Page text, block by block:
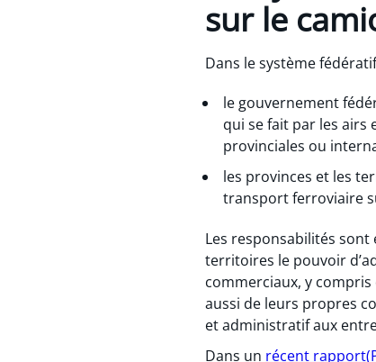
sur le
Dans le système
le gouvernement
qui se fait par les
provinciales ou
les provinces et les
transport ferroviaire
Les responsabilités
territoires le pouvoir
commerciaux, y
aussi de leurs propres
et administratif aux
Dans un récent